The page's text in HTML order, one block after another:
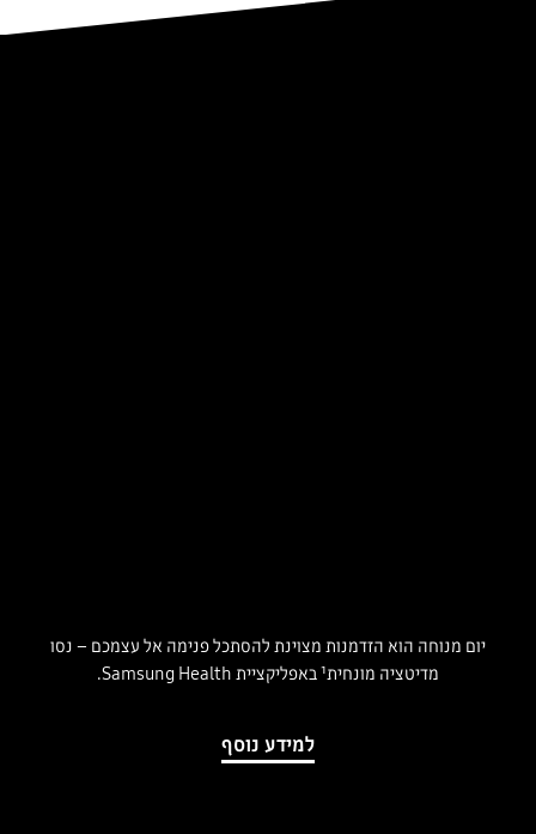
יום מנוחה הוא הזדמנות מצוינת להסתכל פנימה אל עצמכם – נסו
מדיטציה מונחית¹ באפליקציית Samsung Health.
למידע נוסף